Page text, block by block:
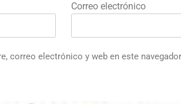
Correo electrónico
correo electrónico y web en este